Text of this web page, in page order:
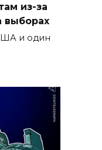
из-за
выборах
и один